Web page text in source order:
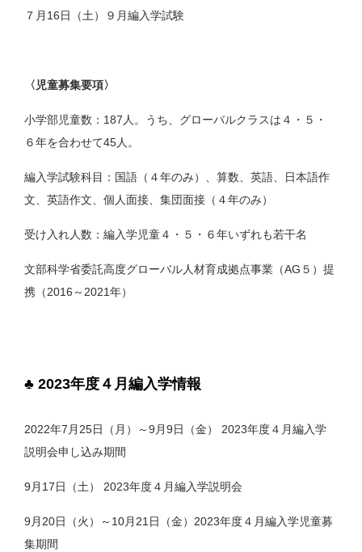
７月16日（土）９月編入学試験
〈児童募集要項〉
小学部児童数：187人。うち、グローバルクラスは４・５・
６年を合わせて45人。
編入学試験科目：国語（４年のみ）、算数、英語、日本語作
文、英語作文、個人面接、集団面接（４年のみ）
受け入れ人数：編入学児童４・５・６年いずれも若干名
文部科学省委託高度グローバル人材育成拠点事業（AG５）提
携（2016～2021年）
♣ 2023年度４月編入学情報
2022年7月25日（月）～9月9日（金） 2023年度４月編入学
説明会申し込み期間
9月17日（土） 2023年度４月編入学説明会
9月20日（火）～10月21日（金）2023年度４月編入学児童募
集期間